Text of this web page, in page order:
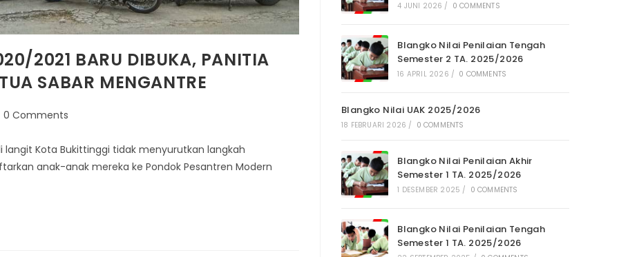
2021 BARU DIBUKA, PANITIA
SABAR MENGANTRE
0 Comments
langit Kota Bukittinggi tidak menyurutkan langkah
anak-anak mereka ke Pondok Pesantren Modern
4 JUNI 2026 / 0 COMMENTS
Blangko Nilai Penilaian Tengah
Semester 2 TA. 2025/2026
16 APRIL 2026 / 0 COMMENTS
Blangko Nilai UAK 2025/2026
18 FEBRUARI 2026 / 0 COMMENTS
Blangko Nilai Penilaian Akhir
Semester 1 TA. 2025/2026
1 DESEMBER 2025 / 0 COMMENTS
Blangko Nilai Penilaian Tengah
Semester 1 TA. 2025/2026